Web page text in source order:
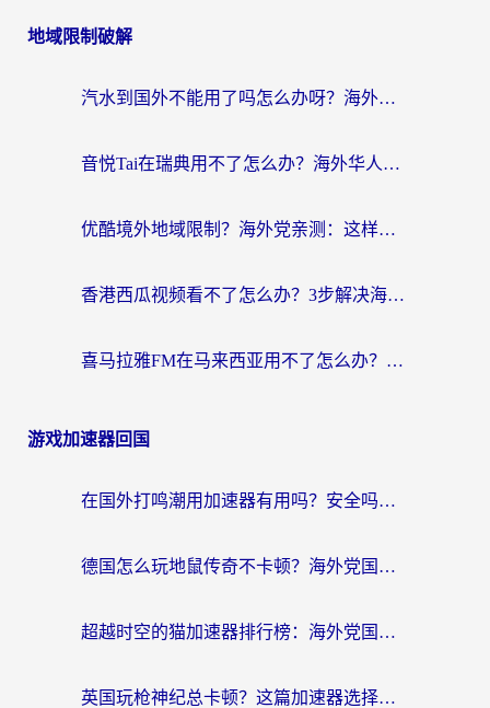
地域限制破解
汽水到国外不能用了吗怎么办呀？海外党追剧看片的救星在这里！
音悦Tai在瑞典用不了怎么办？海外华人追剧听歌的实用指南
优酷境外地域限制？海外党亲测：这样看国内剧再也不卡（附3个实用场景解决）
香港西瓜视频看不了怎么办？3步解决海外追剧难题，附靠谱加速器推荐
喜马拉雅FM在马来西亚用不了怎么办？海外华人亲测有效的回国加速指南
游戏加速器回国
在国外打鸣潮用加速器有用吗？安全吗？海外玩家国服游戏加速全指南
德国怎么玩地鼠传奇不卡顿？海外党国服游戏加速全攻略（含战双EVE实用指南）
超越时空的猫加速器排行榜：海外党国服游戏不卡顿的终极选择指南
英国玩枪神纪总卡顿？这篇加速器选择指南帮你告别延迟（附实测推荐）